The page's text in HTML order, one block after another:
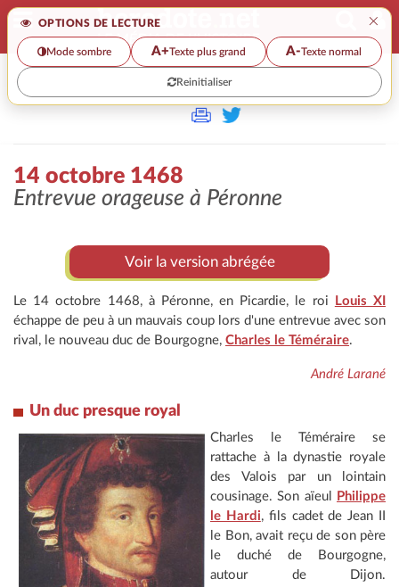
OPTIONS DE LECTURE ×
Mode sombre A+Texte plus grand A-Texte normal
Reinitialiser
>
14 octobre 1468
Entrevue orageuse à Péronne
Voir la version abrégée
Le 14 octobre 1468, à Péronne, en Picardie, le roi
Louis XI
échappe de peu à un mauvais coup lors d'une entrevue avec son
rival, le nouveau duc de Bourgogne, Charles le Téméraire.
André Larané
Un duc presque royal
Charles le Téméraire se
rattache à la dynastie royale
des Valois par un lointain
cousinage. Son aïeul
Philippe
le Hardi, fils cadet de Jean II
le Bon, avait reçu de son père
le duché de Bourgogne,
autour de Dijon.